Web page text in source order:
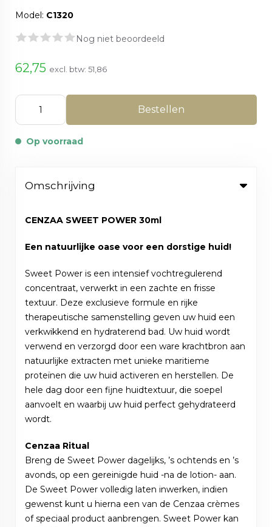
Model: C1320
Nog niet beoordeeld
62,75 excl. btw: 51,86
Bestellen
Op voorraad
Omschrijving
CENZAA SWEET POWER 30ml
Een natuurlijke oase voor een dorstige huid!
Sweet Power is een intensief vochtregulerend
concentraat, verwerkt in een zachte en frisse
textuur. Deze exclusieve formule en rijke
therapeutische samenstelling geven uw huid een
verkwikkend en hydraterend bad. Uw huid wordt
verwend en verzorgd door een ware krachtbron aan
natuurlijke extracten met unieke maritieme
proteïnen die uw huid activeren en herstellen. De
hele dag door een fijne huidtextuur, die soepel
aanvoelt en waarbij uw huid perfect gehydrateerd
wordt.
Cenzaa Ritual
Breng de Sweet Power dagelijks, ’s ochtends en ’s
avonds, op een gereinigde huid -na de lotion- aan.
De Sweet Power volledig laten inwerken, indien
gewenst kunt u hierna een van de Cenzaa crèmes
of speciaal product aanbrengen. Sweet Power kan